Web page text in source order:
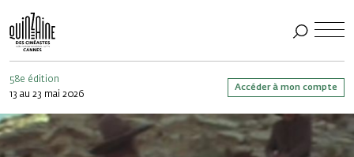
58e édition
13 au 23 mai 2026
Accéder à mon compte